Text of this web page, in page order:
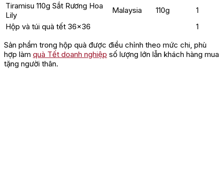
Tiramisu 110g Sắt Rương Hoa
Lily
Malaysia 110g
1
Hộp và túi quà tết 36×36
1
Sản phẩm trong hộp quà được điều chỉnh theo mức chi, phù
hợp làm quà Tết doanh nghiệp số lượng lớn lẫn khách hàng mua
tặng người thân.